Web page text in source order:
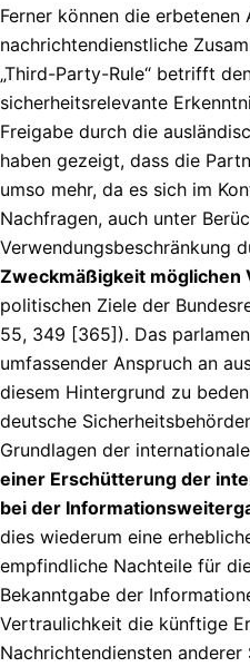
Ferner können die
nachrichtendienstliche
„Third-Party-Rule“ betrifft
sicherheitsrelevante
Freigabe durch die
haben gezeigt, dass die
umso mehr, da es sich im
Nachfragen, auch unter
Verwendungsbeschränkung
Zweckmäßigkeit möglichen
politischen Ziele der
55, 349 [365]). Das
umfassender Anspruch an
diesem Hintergrund zu
deutsche
Grundlagen der
einer Erschütterung der
bei der
dies wiederum eine
empfindliche Nachteile für
Bekanntgabe der
Vertraulichkeit die künftige
Nachrichtendiensten